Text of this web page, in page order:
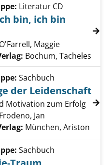
von Ich bin, ich bin, ich bin
Literatur CD
bin, ich bin
O'Farrell, Maggie
Bochum, Tacheles
von Eine Frage der
Sachbuch
der Leidenschaft
Motivation zum Erfolg
Frodeno, Jan
München, Ariston
Sachbuch